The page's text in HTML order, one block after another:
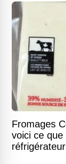
Fromages
voici ce
réfrigérateur